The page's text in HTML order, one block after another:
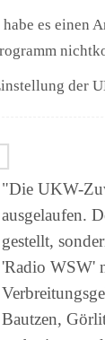
es einen
der
"Die UKW-
ausgelaufen.
gestellt,
'Radio WSW'
Bautzen,